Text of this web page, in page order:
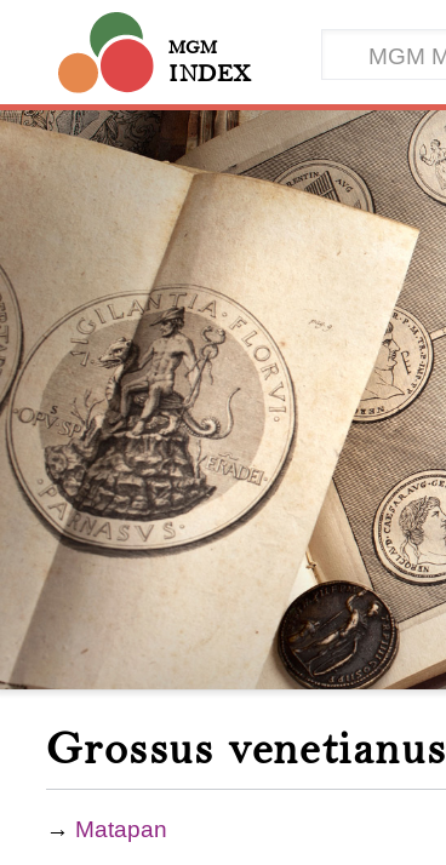
MGM
INDEX
Grossus venetianus
→ Matapan